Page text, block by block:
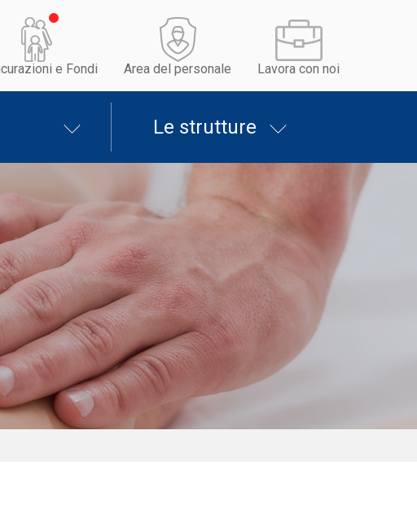
e Fondi Area del personale Lavora con noi
Le strutture